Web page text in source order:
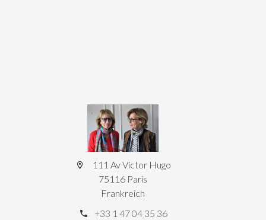
111 Av Victor Hugo
75116 Paris
Frankreich
+33 1 47 04 35 36